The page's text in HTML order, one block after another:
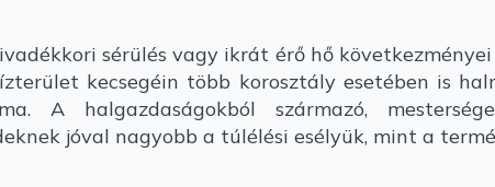
sérülés vagy ikrát érő hő
kecsegéin több korosztály esetében is
A halgazdaságokból származó,
jóval nagyobb a túlélési esélyük, mint a